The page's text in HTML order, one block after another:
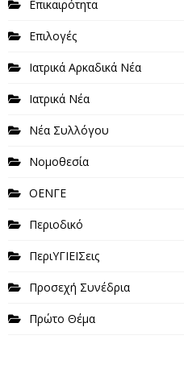
Επικαιρότητα
Επιλογές
Ιατρικά Αρκαδικά Νέα
Ιατρικά Νέα
Νέα Συλλόγου
Νομοθεσία
ΟΕΝΓΕ
Περιοδικό
ΠεριΥΓΙΕΙΣεις
Προσεχή Συνέδρια
Πρώτο Θέμα